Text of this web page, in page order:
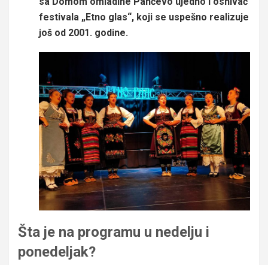
festivala „Etno glas“, koji se uspešno realizuje
još od 2001. godine.
Šta je na programu u nedelju i
ponedeljak?